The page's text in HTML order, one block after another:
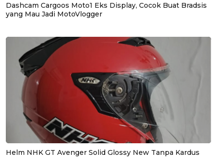
Dashcam Cargoos Moto1 Eks Display, Cocok Buat Bradsis
yang Mau Jadi MotoVlogger
Helm NHK GT Avenger Solid Glossy New Tanpa Kardus